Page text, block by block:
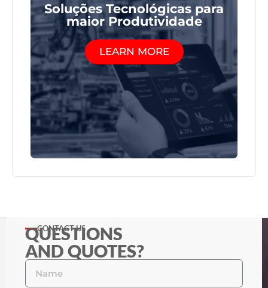
Soluções Tecnológicas para
maior Produtividade
LEARN MORE
CONTACT US
QUESTIONS
AND QUOTES?